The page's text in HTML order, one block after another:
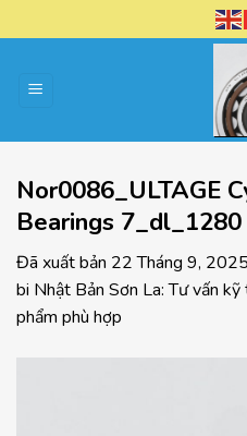
đến
dung
Nor0086_ULTAGE
Bearings 7_dl_1280
Đã xuất bản 22 Tháng 9, 2025
bi Nhật Bản Sơn La: Tư vấn
phẩm phù hợp